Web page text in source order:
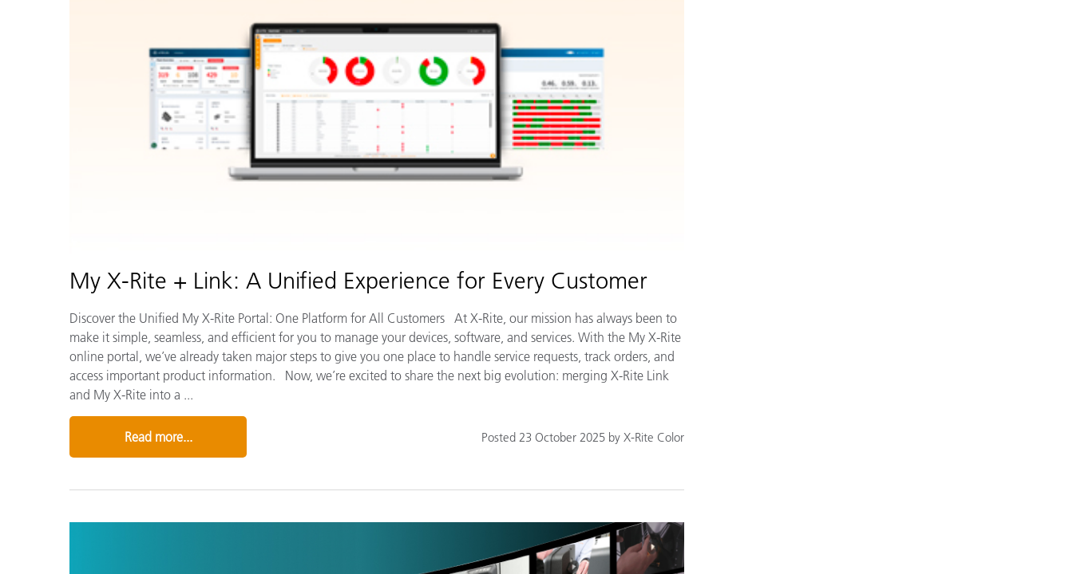
My X-Rite + Link: A Unified Experience for Every Customer
Discover the Unified My X-Rite Portal: One Platform for All Customers At X-Rite, our mission has always been to
make it simple, seamless, and efficient for you to manage your devices, software, and services. With the My X-Rite
online portal, we’ve already taken major steps to give you one place to handle service requests, track orders, and
access important product information. Now, we’re excited to share the next big evolution: merging X-Rite Link
and My X-Rite into a ...
Read more... Posted 23 October 2025 by X-Rite Color